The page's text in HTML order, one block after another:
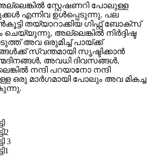
സ്റ്റേഷണറി പോലുള്ള
എന്നിവ ഉൾപ്പെടുന്നു. പല
തയ്യാറാക്കിയ ഗിഫ്റ്റ് ബോക്സ്
ചെയ്യുന്നു, അല്ലെങ്കിൽ നിർദ്ദിഷ്ട
അവ ഒരുമിച്ച് പായ്ക്ക്
സ്വന്തമായി സൃഷ്ടിക്കാൻ
അവധി ദിവസങ്ങൾ,
നന്ദി പറയാനോ നന്ദി
ഒരു മാർഗമായി പോലും അവ മികച്ച